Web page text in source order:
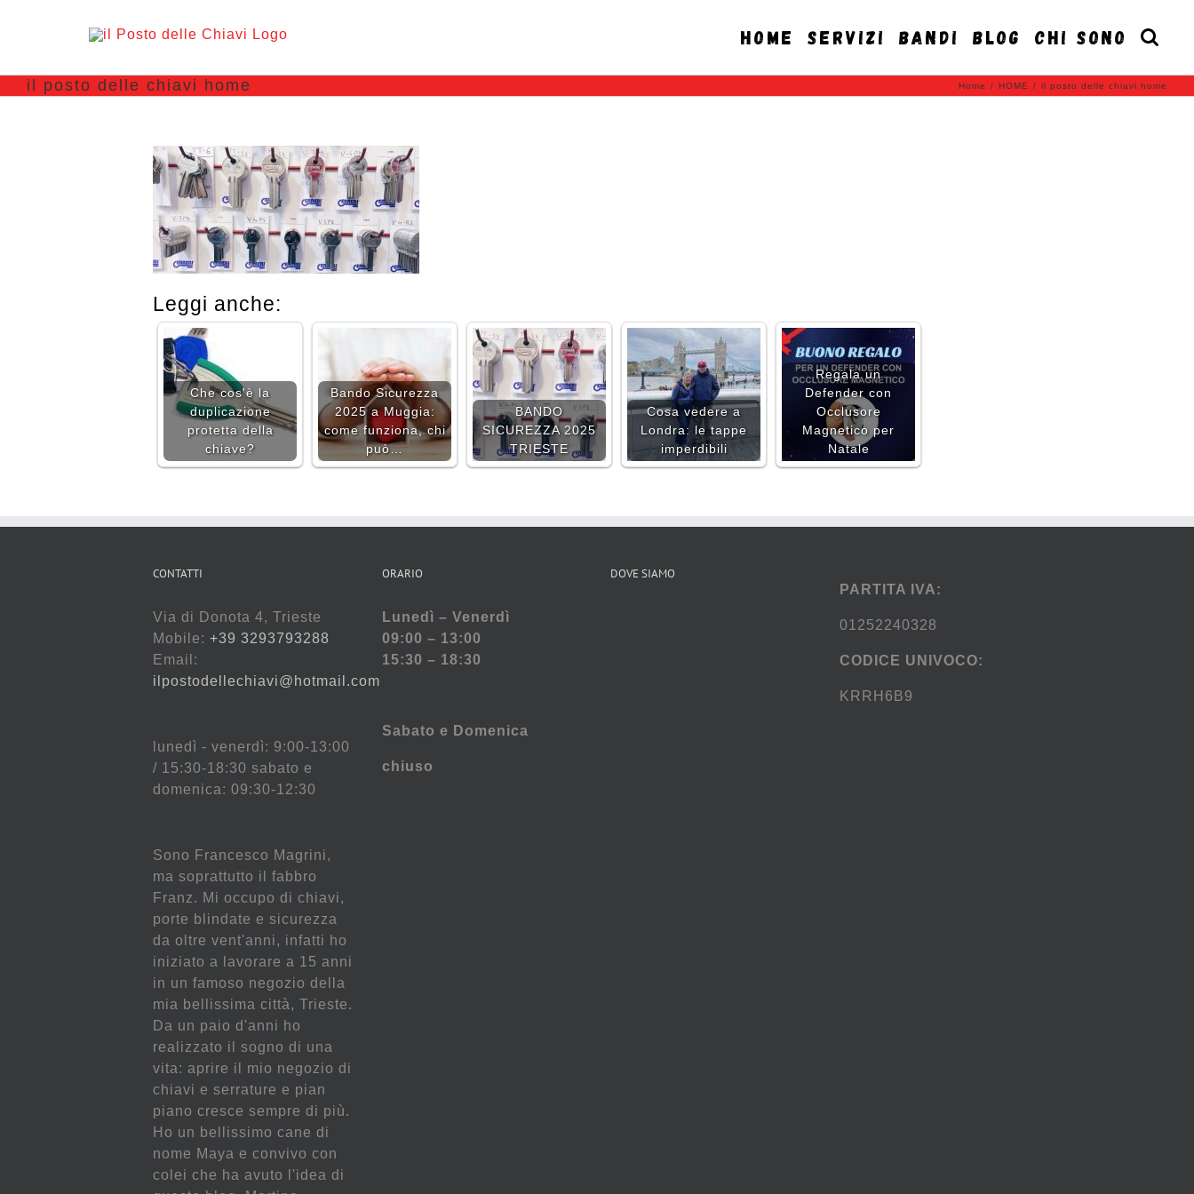
Home SERVIZI BANDI BLOG CHI SONO
il posto delle chiavi home Home / HOME / il posto delle chiavi home
Leggi anche:
Che cos'è la
duplicazione
protetta della
chiave?
Bando Sicurezza
2025 a Muggia:
come funziona, chi
può…
BANDO
SICUREZZA 2025
TRIESTE
Cosa vedere a
Londra: le tappe
imperdibili
Regala un
Defender con
Occlusore
Magnetico per
Natale
CONTATTI
Via di Donota 4, Trieste
Mobile: +39 3293793288
Email:
ilpostodellechiavi@hotmail.com
lunedì - venerdì: 9:00-13:00
/ 15:30-18:30 sabato e
domenica: 09:30-12:30
Sono Francesco Magrini,
ma soprattutto il fabbro
Franz. Mi occupo di chiavi,
porte blindate e sicurezza
da oltre vent'anni, infatti ho
iniziato a lavorare a 15 anni
in un famoso negozio della
mia bellissima città, Trieste.
Da un paio d'anni ho
realizzato il sogno di una
vita: aprire il mio negozio di
chiavi e serrature e pian
piano cresce sempre di più.
Ho un bellissimo cane di
nome Maya e convivo con
colei che ha avuto l'idea di
ORARIO
Lunedì – Venerdì
09:00 – 13:00
15:30 – 18:30
Sabato e Domenica
chiuso
DOVE SIAMO
PARTITA IVA:
01252240328
CODICE UNIVOCO:
KRRH6B9